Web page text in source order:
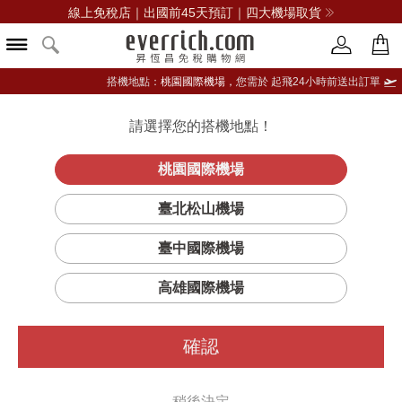
線上免稅店｜出國前45天預訂｜四大機場取貨
登入限定：免費送點數
立即登入
搭機地點： 桃園國際機場， 您需於 起飛24小時前送出訂單
請選擇您的搭機地點！
桃園國際機場
臺北松山機場
臺中國際機場
高雄國際機場
確認
首頁 女錶 Daniel Wellington
PETITE
MELROSE 腕錶